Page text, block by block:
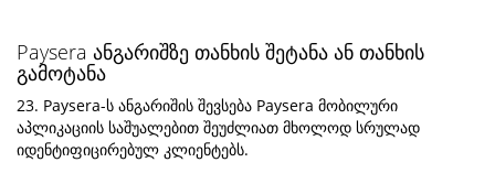
Paysera ანგარიშზე თანხის შეტანა ან თანხის
გამოტანა
23. Paysera-ს ანგარიშის შევსება Paysera მობილური
აპლიკაციის საშუალებით შეუძლიათ მხოლოდ სრულად
იდენტიფიცირებულ კლიენტებს.